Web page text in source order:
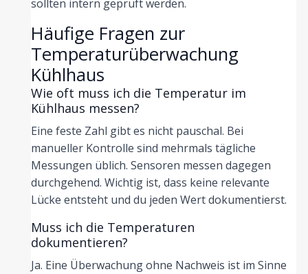
sollten intern geprüft werden.
Häufige Fragen zur
Temperaturüberwachung
Kühlhaus
Wie oft muss ich die Temperatur im
Kühlhaus messen?
Eine feste Zahl gibt es nicht pauschal. Bei
manueller Kontrolle sind mehrmals tägliche
Messungen üblich. Sensoren messen dagegen
durchgehend. Wichtig ist, dass keine relevante
Lücke entsteht und du jeden Wert dokumentierst.
Muss ich die Temperaturen
dokumentieren?
Ja. Eine Überwachung ohne Nachweis ist im Sinne